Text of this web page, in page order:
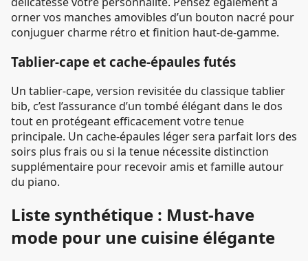
orner vos manches amovibles d’un bouton nacré pour
conjuguer charme rétro et finition haut-de-gamme.
Tablier-cape et cache-épaules futés
Un tablier-cape, version revisitée du classique tablier
bib, c’est l’assurance d’un tombé élégant dans le dos
tout en protégeant efficacement votre tenue
principale. Un cache-épaules léger sera parfait lors des
soirs plus frais ou si la tenue nécessite distinction
supplémentaire pour recevoir amis et famille autour
du piano.
Liste synthétique : Must-have
mode pour une cuisine élégante